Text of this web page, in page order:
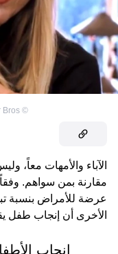
©
Bros
الآباء والأمهات معاً،
مقارنة بمن سواهم.
الأخرى أن إنجاب طفل
إنجاب